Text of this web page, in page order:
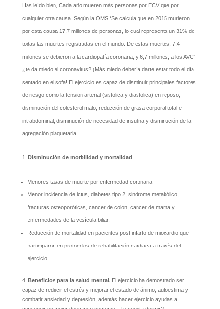
Has leído bien, Cada año mueren más personas por ECV que por
cualquier otra causa. Según la OMS “Se calcula que en 2015 murieron
por esta causa 17,7 millones de personas, lo cual representa un 31% de
todas las muertes registradas en el mundo. De estas muertes, 7,4
millones se debieron a la cardiopatía coronaria, y 6,7 millones, a los AVC”
¿te da miedo el coronavirus? ¡Más miedo debería darte estar todo el día
sentado en el sofa! El ejercicio es capaz de disminuir principales factores
de riesgo como la tension arterial (sistólica y diastólica) en reposo,
disminución del colesterol malo, reducción de grasa corporal total e
intrabdominal, disminución de necesidad de insulina y disminución de la
agregación plaquetaria.
Disminución de morbilidad y mortalidad
Menores tasas de muerte por enfermedad coronaria
Menor incidencia de ictus, diabetes tipo 2, sindrome metabólico,
fracturas osteoporóticas, cancer de colon, cancer de mama y
enfermedades de la vesícula biliar.
Reducción de mortalidad en pacientes post infarto de miocardio que
participaron en protocolos de rehabilitación cardiaca a través del
ejercicio.
4. Beneficios para la salud mental.El ejercicio ha demostrado ser
capaz de reducir el estrés y mejorar el estado de ánimo, autoestima y
combatir ansiedad y depresión, además hacer ejercicio ayudas a